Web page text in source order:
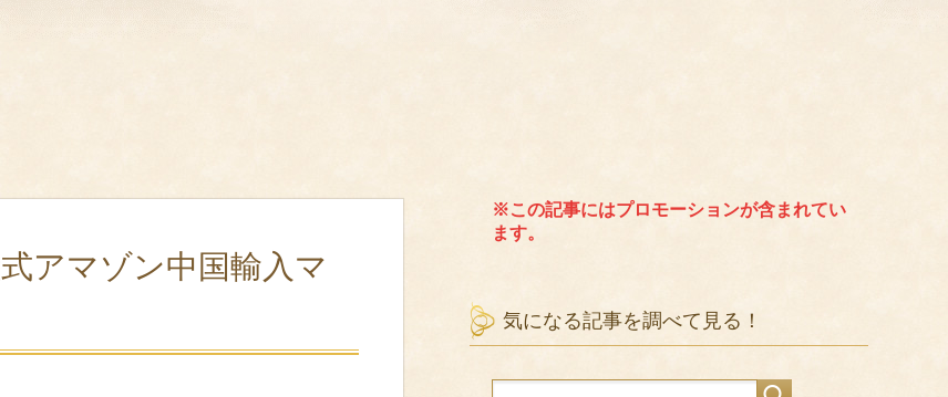
アマゾン中国輸入マ
※この記事にはプロモーションが含まれてい
ます。
気になる記事を調べて見る！